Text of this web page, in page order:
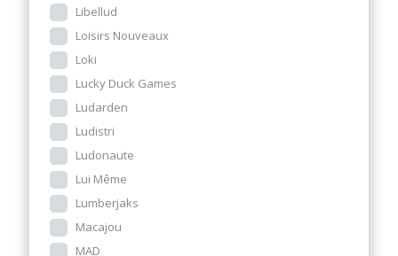
Libellud
Loisirs Nouveaux
Loki
Lucky Duck Games
Ludarden
Ludistri
Ludonaute
Lui Même
Lumberjaks
Macajou
MAD